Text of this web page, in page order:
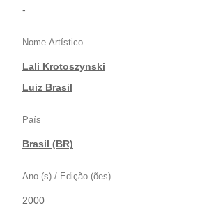
-
Nome Artístico
Lali Krotoszynski
|Luiz Brasil
País
Brasil (BR)
Ano (s) / Edição (ões)
2000